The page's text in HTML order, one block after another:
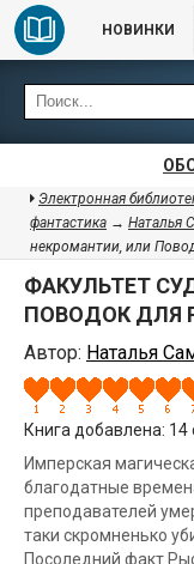
НОВИНКИ
Электронная
фантастика → Наталья
некромантии, или
ФАКУЛЬТЕТ
ПОВОДОК ДЛЯ
Автор: Наталья
Книга добавлена: 14
Имперская
благодатные
преподавателей
таки скромненько
Посоледний факт